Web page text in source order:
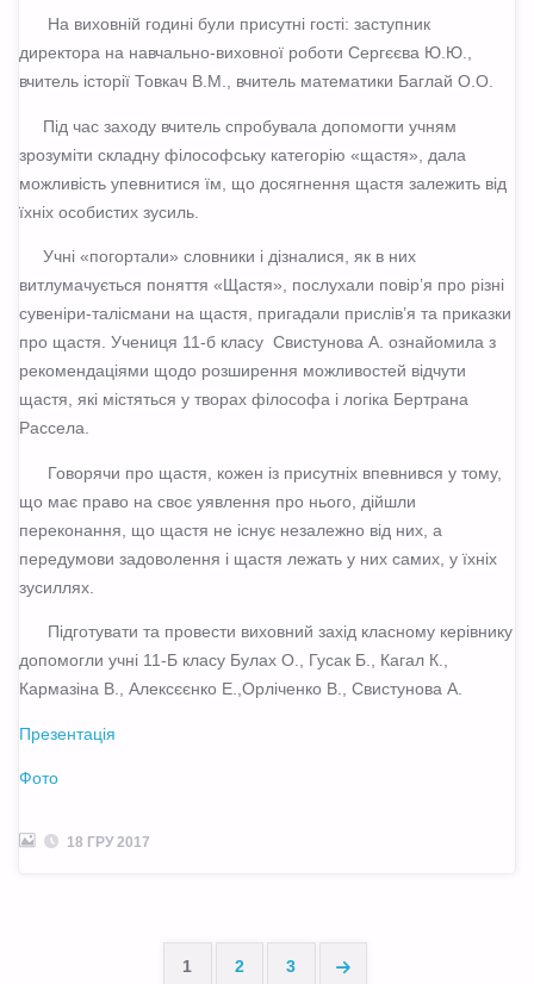
На виховній годині були присутні гості: заступник
директора на навчально-виховної роботи Сергєєва Ю.Ю.,
вчитель історії Товкач В.М., вчитель математики Баглай О.О.
Під час заходу вчитель спробувала допомогти учням
зрозуміти складну філософську категорію «щастя», дала
можливість упевнитися їм, що досягнення щастя залежить від
їхніх особистих зусиль.
Учні «погортали» словники і дізналися, як в них
витлумачується поняття «Щастя», послухали повір’я про різні
сувеніри-талісмани на щастя, пригадали прислів’я та приказки
про щастя. Учениця 11-б класу Свистунова А. ознайомила з
рекомендаціями щодо розширення можливостей відчути
щастя, які містяться у творах філософа і логіка Бертрана
Рассела.
Говорячи про щастя, кожен із присутніх впевнився у тому,
що має право на своє уявлення про нього, дійшли
переконання, що щастя не існує незалежно від них, а
передумови задоволення і щастя лежать у них самих, у їхніх
зусиллях.
Підготувати та провести виховний захід класному керівнику
допомогли учні 11-Б класу Булах О., Гусак Б., Кагал К.,
Кармазіна В., Алексєєнко Е.,Орліченко В., Свистунова А.
Презентація
Фото
18 ГРУ 2017
1 2 3